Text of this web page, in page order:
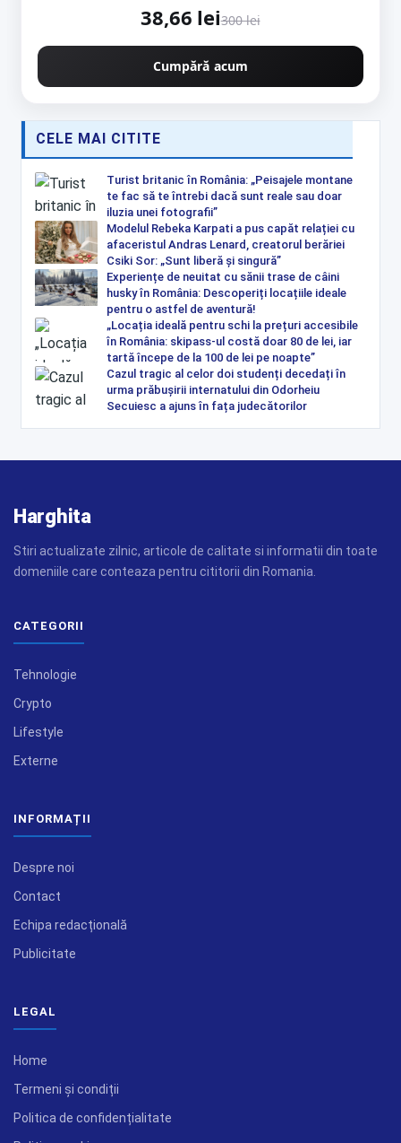
38,66 lei300 lei
Cumpără acum
CELE MAI CITITE
Turist britanic în România: „Peisajele montane
te fac să te întrebi dacă sunt reale sau doar
iluzia unei fotografii”
Modelul Rebeka Karpati a pus capăt relației cu
afaceristul Andras Lenard, creatorul berăriei
Csiki Sor: „Sunt liberă și singură”
Experiențe de neuitat cu sănii trase de câini
husky în România: Descoperiți locațiile ideale
pentru o astfel de aventură!
„Locația ideală pentru schi la prețuri accesibile
în România: skipass-ul costă doar 80 de lei, iar
tartă începe de la 100 de lei pe noapte”
Cazul tragic al celor doi studenți decedați în
urma prăbușirii internatului din Odorheiu
Secuiesc a ajuns în fața judecătorilor
Harghita
Stiri actualizate zilnic, articole de calitate si informatii din toate
domeniile care conteaza pentru cititorii din Romania.
CATEGORII
Tehnologie
Crypto
Lifestyle
Externe
INFORMAȚII
Despre noi
Contact
Echipa redacțională
Publicitate
LEGAL
Home
Termeni și condiții
Politica de confidențialitate